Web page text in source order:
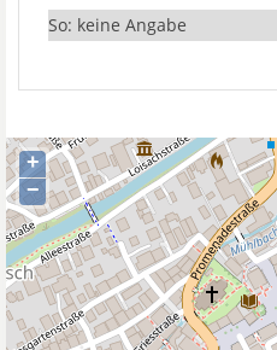
So: keine Angabe